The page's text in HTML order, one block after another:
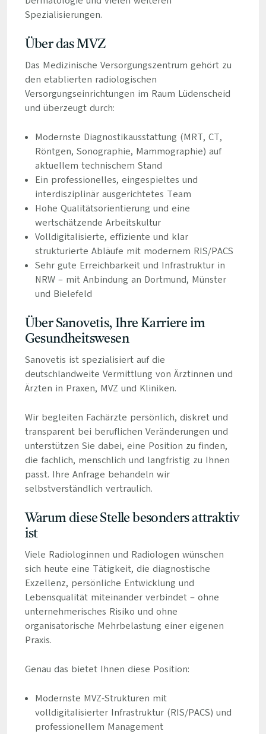
Spezialisierungen.
Über das MVZ
Das Medizinische Versorgungszentrum gehört zu
den etablierten radiologischen
Versorgungseinrichtungen im Raum Lüdenscheid
und überzeugt durch:
Modernste Diagnostikausstattung (MRT, CT,
Röntgen, Sonographie, Mammographie) auf
aktuellem technischem Stand
Ein professionelles, eingespieltes und
interdisziplinär ausgerichtetes Team
Hohe Qualitätsorientierung und eine
wertschätzende Arbeitskultur
Volldigitalisierte, effiziente und klar
strukturierte Abläufe mit modernem RIS/PACS
Sehr gute Erreichbarkeit und Infrastruktur in
NRW – mit Anbindung an Dortmund, Münster
und Bielefeld
Über Sanovetis, Ihre Karriere im
Gesundheitswesen
Sanovetis ist spezialisiert auf die
deutschlandweite Vermittlung von Ärztinnen und
Ärzten in Praxen, MVZ und Kliniken.
Wir begleiten Fachärzte persönlich, diskret und
transparent bei beruflichen Veränderungen und
unterstützen Sie dabei, eine Position zu finden,
die fachlich, menschlich und langfristig zu Ihnen
passt. Ihre Anfrage behandeln wir
selbstverständlich vertraulich.
Warum diese Stelle besonders attraktiv
ist
Viele Radiologinnen und Radiologen wünschen
sich heute eine Tätigkeit, die diagnostische
Exzellenz, persönliche Entwicklung und
Lebensqualität miteinander verbindet – ohne
unternehmerisches Risiko und ohne
organisatorische Mehrbelastung einer eigenen
Praxis.
Genau das bietet Ihnen diese Position:
Modernste MVZ-Strukturen mit
volldigitalisierter Infrastruktur (RIS/PACS) und
professionellem Management